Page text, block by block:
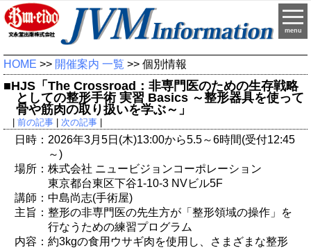
menu
HOME >> 開催案内 一覧 >> 個別情報
■HJS「The Crossroad：非専門医のための生存戦略
としての整形手術 実習 Basics ～整形器具を使って
骨や筋肉の取り扱いを学ぶ～」
| 前の記事| 次の記事|
日時：2026年3月5日(木)13:00から5.5～6時間(受付12:45
～)
場所：株式会社 ニュービジョンコーポレーション
東京都台東区下谷1-10-3 NVビル5F
講師：中島尚志(手術屋)
主旨：整形の非専門医の先生方が「整形領域の操作」を
行なうための練習プログラム
内容：約3kgの食用ウサギ肉を使用し、さまざまな整形